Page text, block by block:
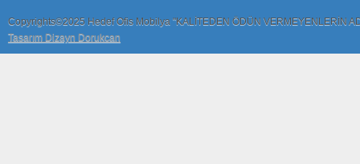
Copyrights©2025 Hedef Ofis Mobilya "KALİTEDEN ÖDÜN VERMEYENLERİN
Tasarım Dizayn Dorukcan